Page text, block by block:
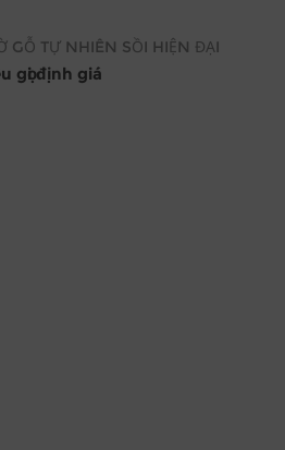
GỖ TỰ NHIÊN SỒI HIỆN ĐẠI
gọi định giá